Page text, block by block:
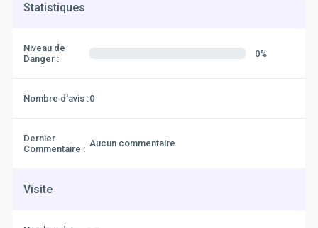
Statistiques
Niveau de
Danger :
0%
Nombre d'avis :0
Dernier
Commentaire :
Aucun commentaire
Visite